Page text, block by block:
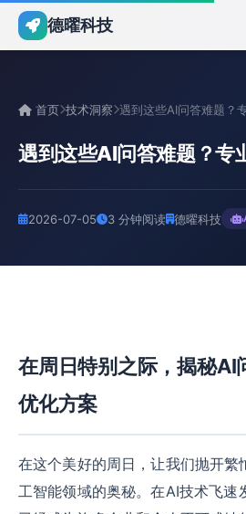
德曜科技
首页 技术洞察
遇到这些AI问答难题？专
2026-07-05 3 分钟阅读 德曜科技
在周日特别之际，揭秘AI
优化方案
在这个美好的周日，让我们抛开繁
工智能领域的奥秘。在AI技术飞速